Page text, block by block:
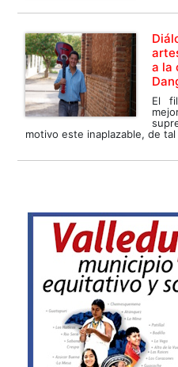
a la
El
motivo este inaplazable, de tal